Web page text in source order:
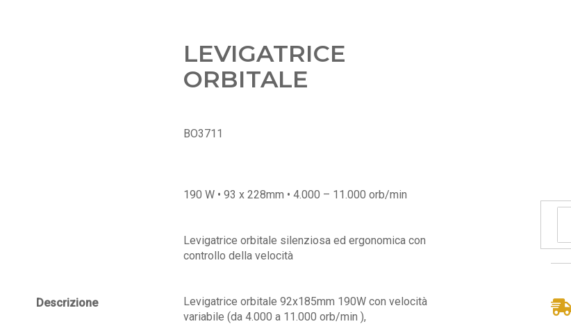
Descrizione
LEVIGATRICE
ORBITALE
BO3711
190 W • 93 x 228mm • 4.000 – 11.000 orb/min
Levigatrice orbitale silenziosa ed ergonomica con
controllo della velocità
Levigatrice orbitale 92x185mm 190W con velocità
variabile (da 4.000 a 11.000 orb/min ),